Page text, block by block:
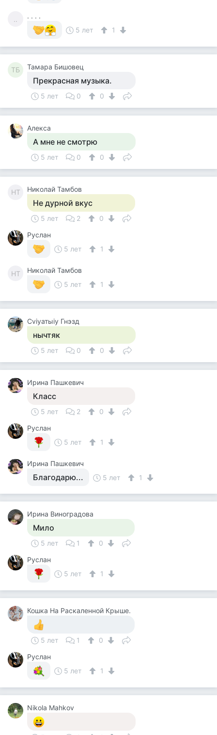
..
. . . .
5 лет
1
ТБ Тамара Бишовец
Прекрасная музыка.
5 лет 0 0
Алекса
А мне не смотрю
5 лет 0 0
НТ Николай Тамбов
Не дурной вкус
5 лет 2
0
Руслан
5 лет
1
НТ
Николай Тамбов
5 лет
1
Cviyатыiy Гнэзд
нычтяк
5 лет 0 0
Ирина Пашкевич
Класс
5 лет 2
0
Руслан
5 лет
1
Ирина Пашкевич
Благодарю... 5 лет 1
Ирина Виноградова
Мило
5 лет 1
0
Руслан
5 лет
1
Кошка На Раскаленной Крыше.
5 лет 1
0
Руслан
5 лет
1
Nikola Mahkov